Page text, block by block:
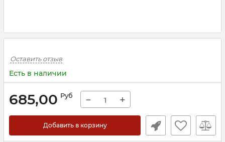
Оставить отзыв
Есть в наличии
685,00 Руб − +
Добавить в корзину